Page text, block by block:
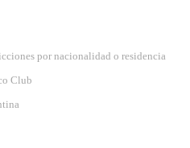
por nacionalidad o residencia
Club